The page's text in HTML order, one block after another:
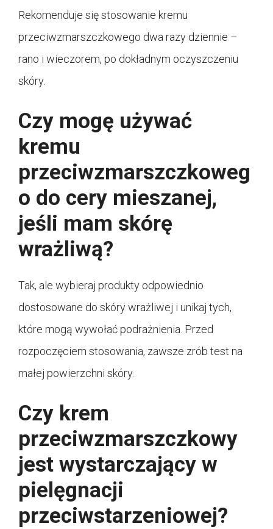
Rekomenduje się stosowanie kremu
przeciwzmarszczkowego dwa razy dziennie –
rano i wieczorem, po dokładnym oczyszczeniu
skóry.
Czy mogę używać
kremu
przeciwzmarszczkoweg
o do cery mieszanej,
jeśli mam skórę
wrażliwą?
Tak, ale wybieraj produkty odpowiednio
dostosowane do skóry wrażliwej i unikaj tych,
które mogą wywołać podrażnienia. Przed
rozpoczęciem stosowania, zawsze zrób test na
małej powierzchni skóry.
Czy krem
przeciwzmarszczkowy
jest wystarczający w
pielęgnacji
przeciwstarzeniowej?